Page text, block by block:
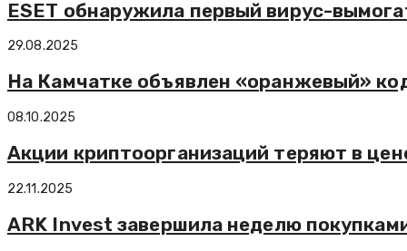
ESET обнаружила первый вирус-
29.08.2025
На Камчатке объявлен «оранжевый»
08.10.2025
Акции криптоорганизаций теряют в
22.11.2025
ARK Invest завершила неделю